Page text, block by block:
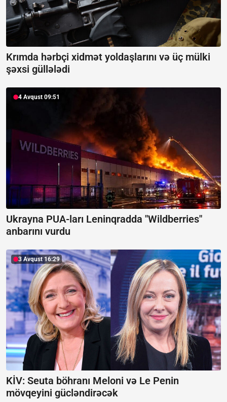
Krımda hərbçi xidmət yoldaşlarını və üç mülki
şəxsi güllələdi
4 Avqust 09:51
Ukrayna PUA-ları Leninqradda "Wildberries"
anbarını vurdu
3 Avqust 16:29
KİV: Seuta böhranı Meloni və Le Penin
mövqeyini gücləndirəcək